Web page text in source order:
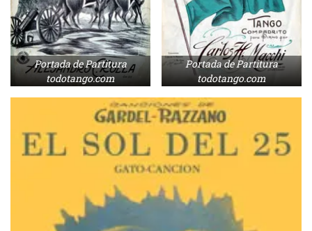
Portada de Partitura
todotango.com
Portada de Partitura
todotango.com